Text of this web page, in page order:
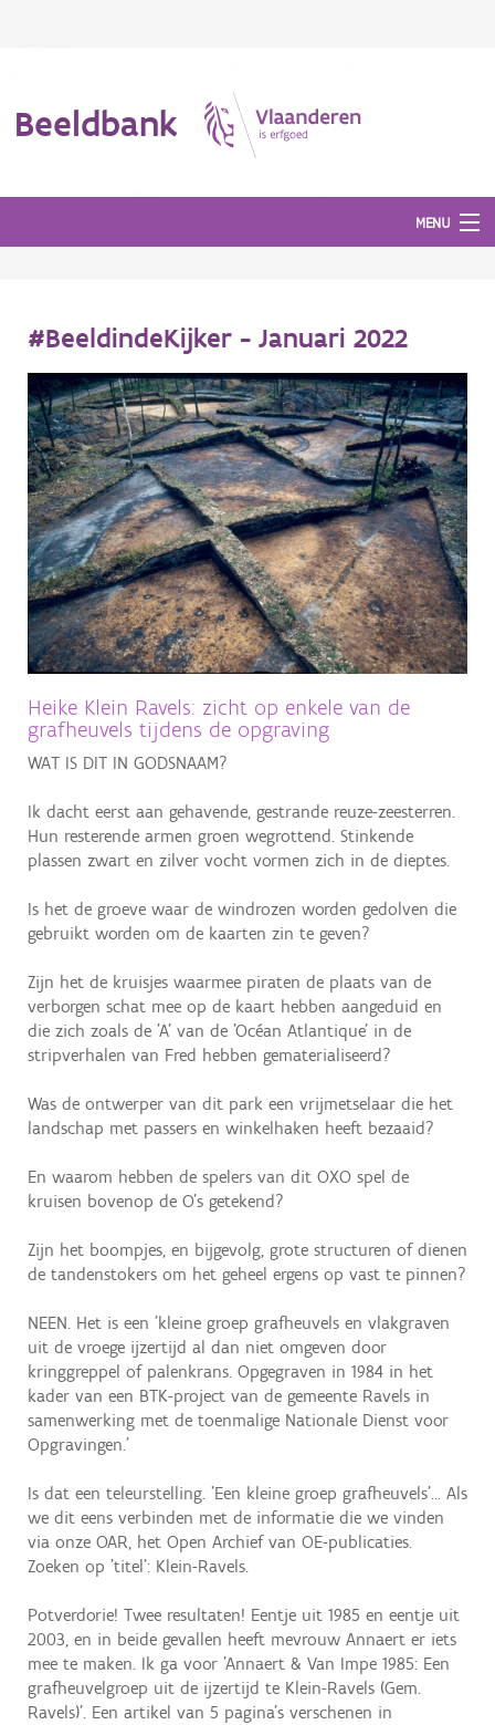
Beeldbank
MENU
Hergebruik
Over ons
Aanmelden
#BeeldindeKijker - Januari 2022
Heike Klein Ravels: zicht op enkele van de
grafheuvels tijdens de opgraving
WAT IS DIT IN GODSNAAM?
Ik dacht eerst aan gehavende, gestrande reuze-zeesterren.
Hun resterende armen groen wegrottend. Stinkende
plassen zwart en zilver vocht vormen zich in de dieptes.
Is het de groeve waar de windrozen worden gedolven die
gebruikt worden om de kaarten zin te geven?
Zijn het de kruisjes waarmee piraten de plaats van de
verborgen schat mee op de kaart hebben aangeduid en
die zich zoals de 'A' van de 'Océan Atlantique' in de
stripverhalen van Fred hebben gematerialiseerd?
Was de ontwerper van dit park een vrijmetselaar die het
landschap met passers en winkelhaken heeft bezaaid?
En waarom hebben de spelers van dit OXO spel de
kruisen bovenop de O's getekend?
Zijn het boompjes, en bijgevolg, grote structuren of dienen
de tandenstokers om het geheel ergens op vast te pinnen?
NEEN. Het is een 'kleine groep grafheuvels en vlakgraven
uit de vroege ijzertijd al dan niet omgeven door
kringgreppel of palenkrans. Opgegraven in 1984 in het
kader van een BTK-project van de gemeente Ravels in
samenwerking met de toenmalige Nationale Dienst voor
Opgravingen.'
Is dat een teleurstelling. 'Een kleine groep grafheuvels'... Als
we dit eens verbinden met de informatie die we vinden
via onze OAR, het Open Archief van OE-publicaties.
Zoeken op 'titel': Klein-Ravels.
Potverdorie! Twee resultaten! Eentje uit 1985 en eentje uit
2003, en in beide gevallen heeft mevrouw Annaert er iets
mee te maken. Ik ga voor 'Annaert & Van Impe 1985: Een
grafheuvelgroep uit de ijzertijd te Klein-Ravels (Gem.
Ravels)'. Een artikel van 5 pagina's verschenen in